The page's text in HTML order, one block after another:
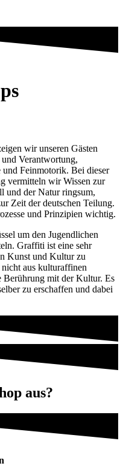
wir unseren Gästen
Verantwortung,
Feinmotorik. Bei dieser
vermitteln wir Wissen zur
und der Natur ringsum,
Zeit der deutschen Teilung.
und Prinzipien wichtig.
um den Jugendlichen
Graffiti ist eine sehr
Kunst und Kultur zu
aus kulturaffinen
Berührung mit der Kultur. Es
zu erschaffen und dabei
aus?